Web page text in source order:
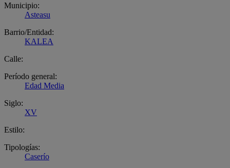
Municipio:
Asteasu
Barrio/Entidad:
KALEA
Calle:
Período general:
Edad Media
Siglo:
XV
Estilo:
Tipologías:
Caserío